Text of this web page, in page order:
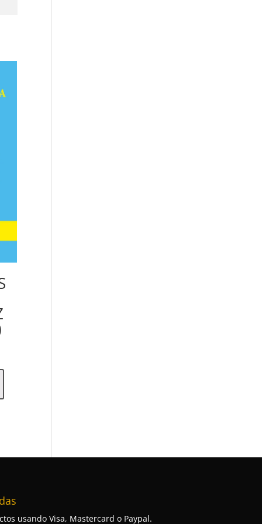
usando Visa, Mastercard o Paypal.